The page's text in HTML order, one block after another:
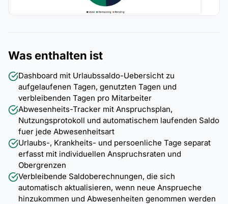
Was enthalten ist
Dashboard mit Urlaubssaldo-Uebersicht zu
aufgelaufenen Tagen, genutzten Tagen und
verbleibenden Tagen pro Mitarbeiter
Abwesenheits-Tracker mit Anspruchsplan,
Nutzungsprotokoll und automatischem laufenden Saldo
fuer jede Abwesenheitsart
Urlaubs-, Krankheits- und persoenliche Tage separat
erfasst mit individuellen Anspruchsraten und
Obergrenzen
Verbleibende Saldoberechnungen, die sich
automatisch aktualisieren, wenn neue Ansprueche
hinzukommen und Abwesenheiten genommen werden